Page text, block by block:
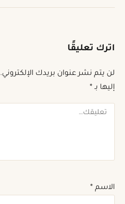
اترك تعليقًا
لن يتم نشر عنوان بريدك الإلكتروني.
إليها بـ*
تعليقك
الاسم*